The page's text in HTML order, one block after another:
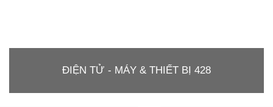
ĐIỆN TỬ - MÁY & THIẾT BỊ 428